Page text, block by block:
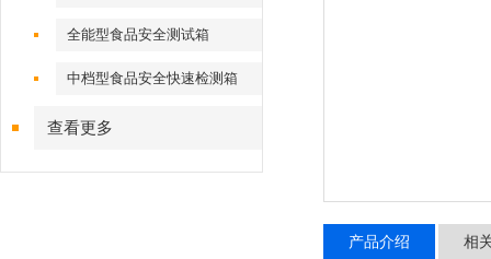
全能型食品安全测试箱
中档型食品安全快速检测箱
查看更多
产品介绍 相